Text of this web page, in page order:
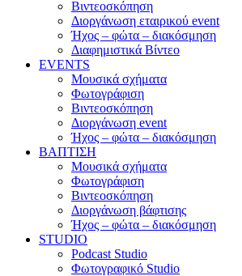
Βιντεοσκόπηση
Διοργάνωση εταιρικού event
Ήχος – φώτα – διακόσμηση
Διαφημιστικά Βίντεο
EVENTS
Μουσικά σχήματα
Φωτογράφιση
Βιντεοσκόπηση
Διοργάνωση event
Ήχος – φώτα – διακόσμηση
ΒΑΠΤΙΣΗ
Μουσικά σχήματα
Φωτογράφιση
Βιντεοσκόπηση
Διοργάνωση βάφτισης
Ήχος – φώτα – διακόσμηση
STUDIO
Podcast Studio
Φωτογραφικό Studio